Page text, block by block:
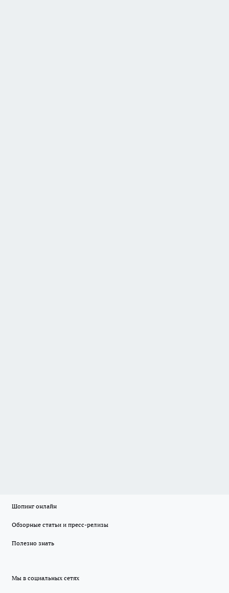
Шопинг онлайн
Обзорные статьи и пресс-релизы
Полезно знать
Мы в социальных сетях